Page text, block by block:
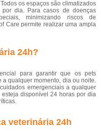
os espaços são climatizados
dia. Para casos de doenças
minimizando riscos de
Care permite realizar uma ampla
24h?
para garantir que os pets
qualquer momento, dia ou noite.
emergenciais a qualquer
disponível 24 horas por dia
veterinária 24h